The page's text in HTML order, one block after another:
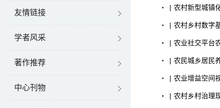
友情链接
学者风采
著作推荐
中心刊物
农村
| 新型城镇
农村
| 乡村数字
农业
| 社交平台
农民
| 城乡居民
农业
| 增益空间
农村
| 乡村治理